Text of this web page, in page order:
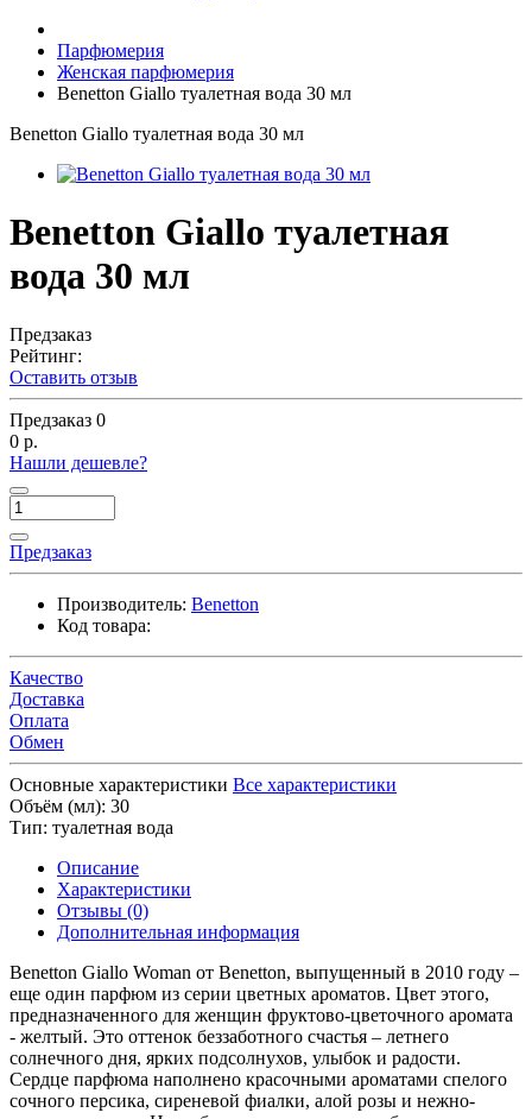
Парфюмерия
Женская парфюмерия
Benetton Giallo туалетная вода 30 мл
Benetton Giallo туалетная вода 30 мл
Benetton Giallo туалетная
вода 30 мл
Предзаказ
Рейтинг:
Оставить отзыв
Предзаказ 0
0 р.
Нашли дешевле?
Предзаказ
Производитель: Benetton
Код товара:
Качество
Доставка
Оплата
Обмен
Основные характеристики Все характеристики
Объём (мл): 30
Тип: туалетная вода
Описание
Характеристики
Отзывы (0)
Дополнительная информация
Benetton Giallo Woman от Benetton, выпущенный в 2010 году –
еще один парфюм из серии цветных ароматов. Цвет этого,
предназначенного для женщин фруктово-цветочного аромата
- желтый. Это оттенок беззаботного счастья – летнего
солнечного дня, ярких подсолнухов, улыбок и радости.
Сердце парфюма наполнено красочными ароматами спелого
сочного персика, сиреневой фиалки, алой розы и нежно-